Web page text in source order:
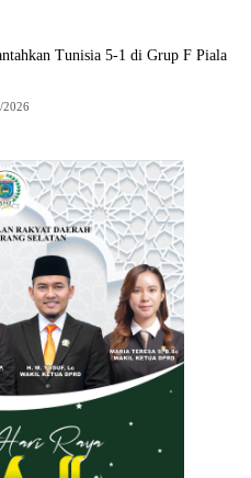
Tunisia 5-1 di Grup F Piala
2026